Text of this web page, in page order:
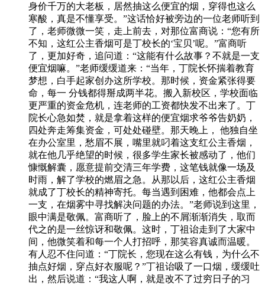
身价千万的大老板，居然抽这么便宜的烟，穿得也这么
寒酸，真是不懂享受。”这话恰好被旁边的一位老师听到
了，老师微微一笑，走上前去，对那位富商说：“您有所
不知，这红公主香烟可是丁校长的‘宝贝’呢。”富商听
了，更加好奇，追问道：“这能有什么故事？不就是一支
便宜烟嘛。”老师缓缓道来：“当年，丁院长怀揣着教育
梦想，白手起家创办这所学校。那时候，资金紧张得要
命，每一 分钱都得掰成两半花。搬入新校区，学校面临
更严重的资金危机，连老师的工资都快发不出来了。丁
院长心急如焚，就是拿着这样的便宜烟求爷爷告奶奶，
四处奔走筹集资金，可处处碰壁。那天晚上， 他独自坐
在办公室里，愁眉不展，嘴里就叼着这支红公主香烟，
就在他几乎绝望的时候，很多学生家长被感动了，他们
慷慨解囊，愿意提前交清三年学费，这笔钱就像一场及
时雨，解了学校的燃眉之急。从那以后，这红公主香烟
就成了丁校长的精神寄托。每当遇到困难，他都会点上
一支，在烟雾中寻找解决问题的办法。”老师说到这里，
眼中满是敬佩。富商听了，脸上的不屑渐渐消失，取而
代之的是一丝惊讶和敬佩。这时，丁祖诒走到了大家中
间，他微笑着和每一个人打招呼，那笑容真诚而温暖。
有人忍不住问道：“丁院长，您现在这么有钱，为什么不
抽点好烟，穿点好衣服呢？”丁祖诒吸了一口烟，缓缓吐
出，然后说道：“我这人啊，就是改不了过穷日子的习